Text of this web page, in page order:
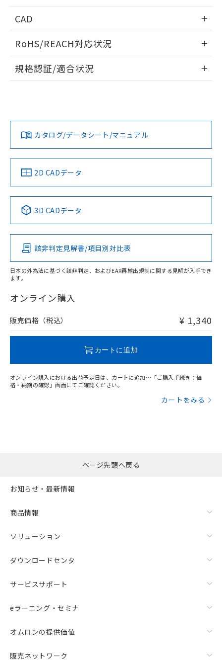
CAD
ドすることができます。
ログイン/会員登録
ダウンロードデータをご利用いただく前に、以下を必ずお読
みください。
ソフトウェアの使用条件
RoHS/REACH対応状況
EU RoHS 注意事項・凡例
対応済み
中国 RoHS 注意事項・凡例
Pb Hg Cd Cr(VI)
O
在庫等で未対応品が混在する可能性があります。
問い合わせください。
規格認証/適合状況
カタログ/データシート/マニュアル
2D CADデータ
3D CADデータ
該非判定見解書/項目別対比表
日本の外為法に基づく該非判定、およびEAR再輸出規制に関する見解が入手でき
ます。
オンライン購入
販売価格（税込） ¥ 1,340
カートに追加
オンライン購入における出荷予定日は、カートに追加～「ご購入手続き：価
格・納期の確認」画面にてご確認ください。
カートをみる
あります。
登録された部品リストについて、当社
および当社の共同利用者が、当社の製
品・サービスに関するお客様との取
引・商談に必要な範囲で利用すること
をご了承ください。
※当社の共同利用者とは、"個人情報
下記の非含有証明書をダウンロードするこ
とができます。
EU RoHS指令（10物質）の非含有証明書
ものではありません。
また、RoHS指令のフタル酸エステル類４
物質の対応では、対応完了までの期間は出
荷製品に未対応品が混在することから備考
欄に対応日を記載しておりました。
既に当社にて対応品への在庫切替を完了
「－」：未確認です。当社販売部門へお問
ページ先頭へ戻る
お知らせ・最新情報
商品情報
ソリューション
ダウンロードセンタ
サービスサポート
eラーニング・セミナ
オムロンの提供価値
販売ネットワーク